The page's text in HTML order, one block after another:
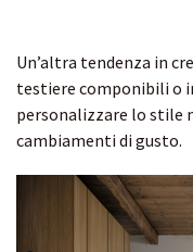
Un’altra tendenza in
testiere componibili o
personalizzare lo stile
cambiamenti di gusto.